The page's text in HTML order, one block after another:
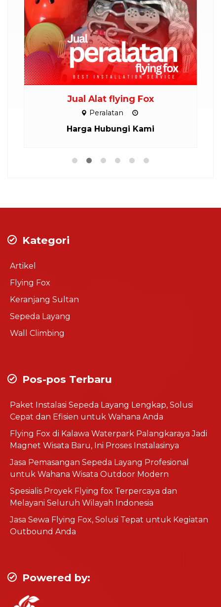
Jual Alat flying Fox
Peralatan
Harga Hubungi Kami
Kategori
Artikel
Flying Fox
Keranjang Sultan
Sepeda Layang
Wall Climbing
Pos-pos Terbaru
Paket Instalasi Sepeda Layang Lengkap, Solusi
Cepat dan Efisien untuk Wahana Anda
Flying Fox di Kalawa Waterpark Palangkaraya Jadi
Magnet Wisata Baru, Ini Proses Instalasinya
Jasa Pemasangan Sepeda Layang Profesional
untuk Wahana Wisata Outdoor Modern
Spesialis Proyek Flying fox Terpercaya dan
Melayani Seluruh Wilayah Indonesia
Jasa Sewa Flying Fox, Solusi Tepat untuk Kegiatan
Outbound Anda
Powered by: